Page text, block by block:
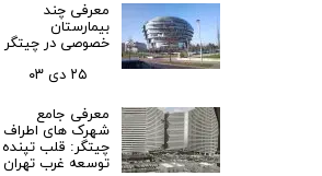
معرفی چند
بیمارستان
خصوصی در چیتگر
۲۵ دی ۰۳
معرفی جامع
شهرک‌ های اطراف
چیتگر: قلب تپنده
توسعه غرب تهران